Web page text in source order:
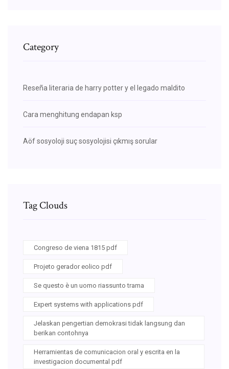
Category
Reseña literaria de harry potter y el legado maldito
Cara menghitung endapan ksp
Aöf sosyoloji suç sosyolojisi çıkmış sorular
Tag Clouds
Congreso de viena 1815 pdf
Projeto gerador eolico pdf
Se questo è un uomo riassunto trama
Expert systems with applications pdf
Jelaskan pengertian demokrasi tidak langsung dan
berikan contohnya
Herramientas de comunicacion oral y escrita en la
investigacion documental pdf